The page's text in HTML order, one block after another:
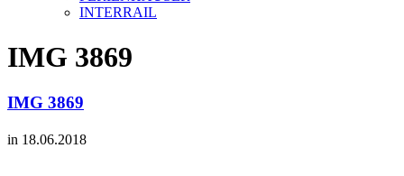
INTERRAIL
IMG 3869
IMG 3869
in 18.06.2018